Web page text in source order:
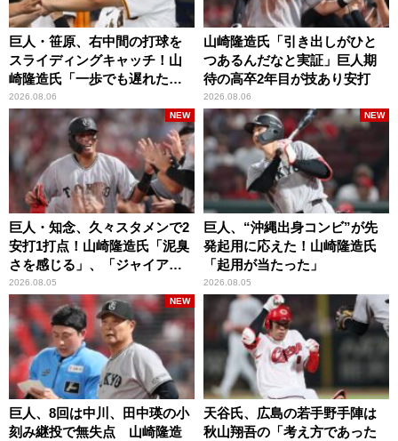
巨人・笹原、右中間の打球を
スライディングキャッチ！山
崎隆造氏「一歩でも遅れた
ら…」
2026.08.06
山崎隆造氏「引き出しがひと
つあるんだなと実証」巨人期
待の高卒2年目が技あり安打
2026.08.06
巨人・知念、久々スタメンで2
安打1打点！山崎隆造氏「泥臭
さを感じる」、「ジャイアン
ツには少ないタイプ」
2026.08.05
NEW
巨人、“沖縄出身コンビ”が先
発起用に応えた！山崎隆造氏
「起用が当たった」
2026.08.05
NEW
巨人、8回は中川、田中瑛の小
刻み継投で無失点 山崎隆造
NEW
天谷氏、広島の若手野手陣は
秋山翔吾の「考え方であった